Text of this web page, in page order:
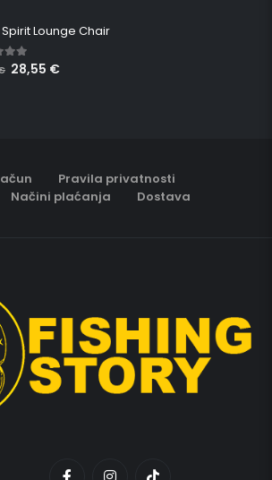
Lounge Chair
out of 5
28,55 €
Pravila privatnosti
Načini plaćanja Dostava